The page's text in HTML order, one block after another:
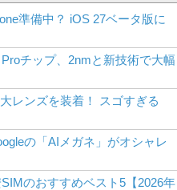
準備中？ iOS 27ベータ版に
チップ、2nmと新技術で大幅
レンズを装着！ スゴすぎる
の「AIメガネ」がオシャレ
のおすすめベスト5【2026年